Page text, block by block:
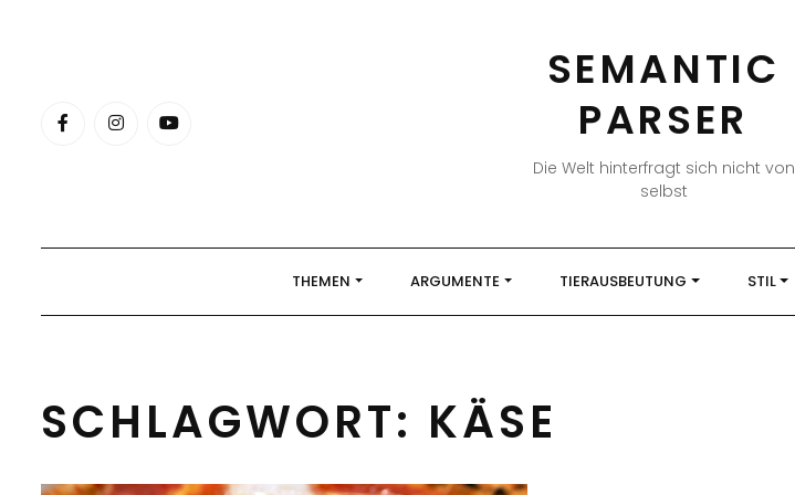
SEMANTIC
PARSER
Die Welt hinterfragt sich nicht von
selbst
THEMEN ARGUMENTE TIERAUSBEUTUNG STIL
SCHLAGWORT: KÄSE